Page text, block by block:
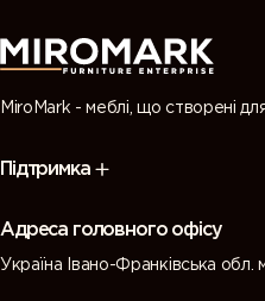
MiroMark - меблі, що створені
Підтримка
Адреса головного офісу
Україна Івано-Франківська